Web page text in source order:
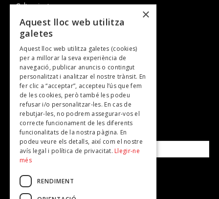
Cultura i art
Entrevistes
Gastronomia
TV
Plans per fer
Revistes
SUBSCRIU-TE A LA NOSTRA NEWSLETTER!
Correu electrònic*
Accepto lapolítica de privacitat
×
Aquest lloc web utilitza
galetes
Aquest lloc web utilitza galetes (cookies)
per a millorar la seva experiència de
navegació, publicar anuncis o contingut
personalitzat i analitzar el nostre trànsit. En
fer clic a “acceptar”, accepteu l’ús que fem
de les cookies, però també les podeu
refusar i/o personalitzar-les. En cas de
rebutjar-les, no podrem assegurar-vos el
correcte funcionament de les diferents
funcionalitats de la nostra pàgina. En
podeu veure els detalls, així com el nostre
avís legal i política de privacitat. Llegir-ne
més
RENDIMENT